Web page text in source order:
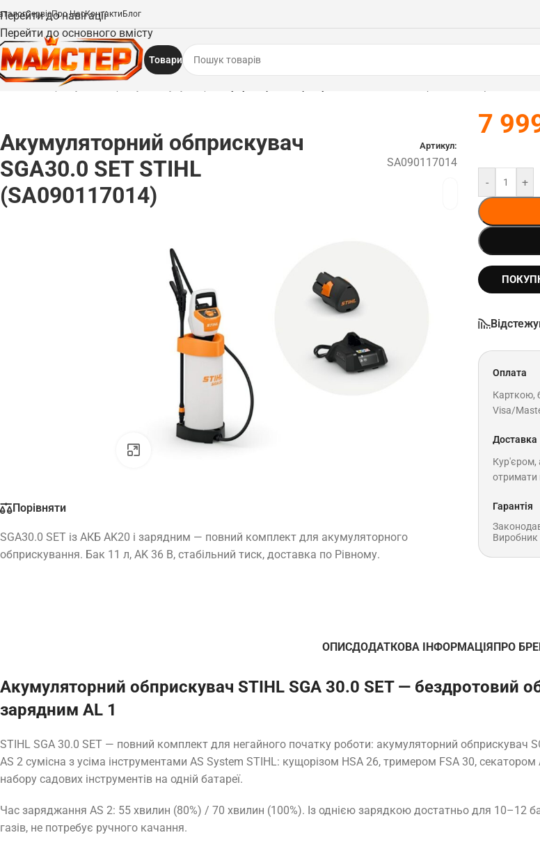
Перейти до навігації
Перейти до основного вмісту
СервісПро НасКонтакти Блог
Товари
Обприскувачі
Акумуляторний обприскувач
SGA30.0 SET STIHL
(SA090117014)
Артикул:
SA090117014
Натисніть, щоб збільшити
Порівняти
SGA30.0 SET із АКБ AK20 і зарядним — повний комплект для акумуляторного
обприскування. Бак 11 л, AK 36 В, стабільний тиск, доставка по Рівному.
7
- +
Оплата
Карткою,
Visa/
Доставка
Кур'єром,
отримати
Гарантія
Виробник
ОПИСДОДАТКОВА ІНФОРМАЦІЯПРО
Акумуляторний обприскувач STIHL SGA 30.0 SET — бездротовий
зарядним AL 1
STIHL SGA 30.0 SET — повний комплект для негайного початку роботи: акумуляторний обприскувач
AS 2 сумісна з усіма інструментами AS System STIHL: кущорізом HSA 26, тримером FSA 30,
набору садових інструментів на одній батареї.
Час заряджання AS 2: 55 хвилин (80%) / 70 хвилин (100%). Із однією зарядкою достатньо для 10–12
газів, не потребує ручного качання.